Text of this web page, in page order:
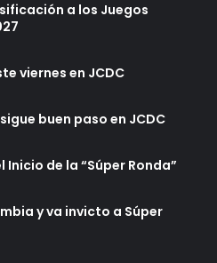
a los Juegos
viernes en JCDC
buen paso en JCDC
de la “Súper Ronda”
y va invicto a Súper